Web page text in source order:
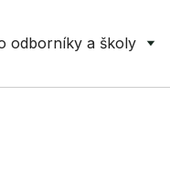
odborníky a školy